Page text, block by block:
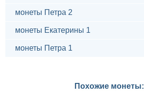
монеты Петра 2
монеты Екатерины 1
монеты Петра 1
Похожие монеты: